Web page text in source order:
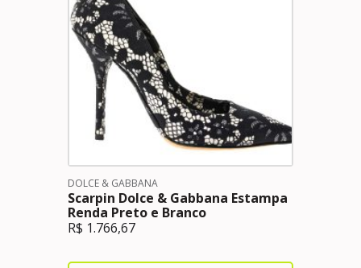
DOLCE & GABBANA
Scarpin Dolce & Gabbana Estampa
Renda Preto e Branco
R$ 1.766,67